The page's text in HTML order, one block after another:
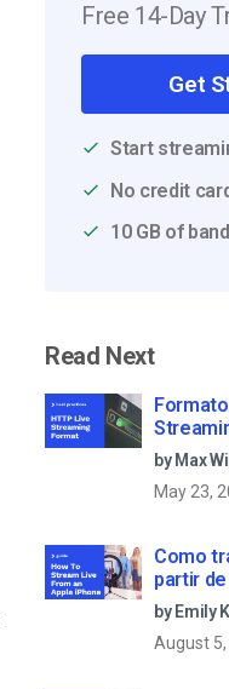
Free 14-Day
Get
Start
No credit
10 GB of
Read Next
contras
by Max
May 23,
Como
partir
em 6
by Emily
August